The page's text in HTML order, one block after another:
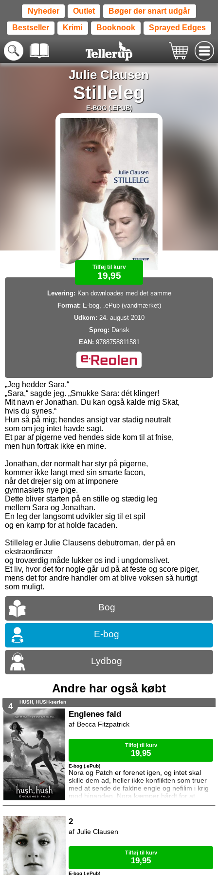
Nyheder Outlet Bøger der snart udgår
Bestseller Krimi Booknook Sprayed Edges
Julie Clausen
Stilleleg
E-BOG (.EPUB)
Tilføj til kurv
19,95
Levering: Kan downloades med det samme
Format: E-bog, .ePub (vandmærket)
Udkom: 24. august 2010
Sprog: Dansk
EAN: 9788758811581
„Jeg hedder Sara.“
„Sara,“ sagde jeg. „Smukke Sara: dét klinger!
Mit navn er Jonathan. Du kan også kalde mig Skat,
hvis du synes.“
Hun så på mig; hendes ansigt var stadig neutralt
som om jeg intet havde sagt.
Et par af pigerne ved hendes side kom til at fnise,
men hun fortrak ikke en mine.
Jonathan, der normalt har styr på pigerne,
kommer ikke langt med sin smarte facon,
når det drejer sig om at imponere
gymnasiets nye pige.
Dette bliver starten på en stille og stædig leg
mellem Sara og Jonathan.
En leg der langsomt udvikler sig til et spil
og en kamp for at holde facaden.
Stilleleg er Julie Clausens debutroman, der på en
ekstraordinær
og troværdig måde lukker os ind i ungdomslivet.
Et liv, hvor det for nogle går ud på at feste og score piger,
mens det for andre handler om at blive voksen så hurtigt
som muligt.
Bog
E-bog
Lydbog
Andre har også købt
4 HUSH, HUSH-serien
Englenes fald
Nora og Patch er forenet igen, og intet skal
skille dem ad, heller ikke konflikten som truer
med at sende de faldne engle og nefilim i krig
mod hinanden. Nora kæmper hårdt for at
undgå krigen, men da en af hendes venner
krig måske er den eneste løsning. Men kan
E-bog (.ePub)
Becca Fitzpatrick
Tilføj til kurv
19,95
2
E-bog (.ePub)
Julie Clausen
Tilføj til kurv
19,95